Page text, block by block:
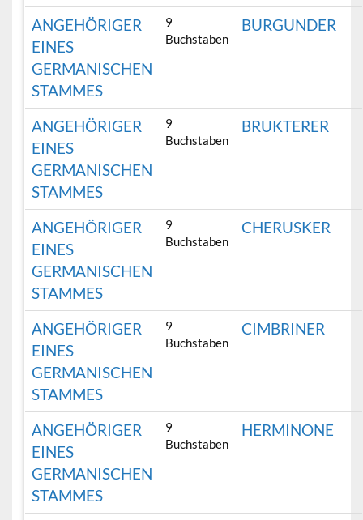
ANGEHÖRIGER
EINES
GERMANISCHEN
STAMMES
9
Buchstaben
BURGUNDER
ANGEHÖRIGER
EINES
GERMANISCHEN
STAMMES
9
Buchstaben
BRUKTERER
ANGEHÖRIGER
EINES
GERMANISCHEN
STAMMES
9
Buchstaben
CHERUSKER
ANGEHÖRIGER
EINES
GERMANISCHEN
STAMMES
9
Buchstaben
CIMBRINER
ANGEHÖRIGER
EINES
GERMANISCHEN
STAMMES
9
Buchstaben
HERMINONE